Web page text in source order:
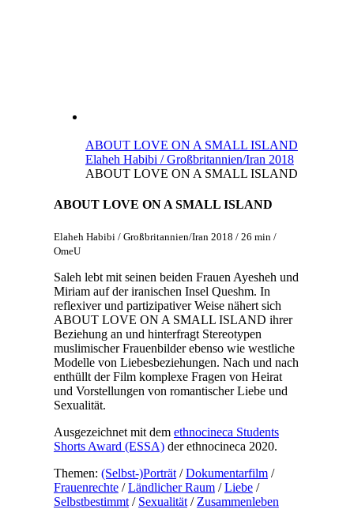
ABOUT LOVE ON A SMALL ISLAND
Elaheh Habibi / Großbritannien/Iran 2018
ABOUT LOVE ON A SMALL ISLAND
ABOUT LOVE ON A SMALL ISLAND
Elaheh Habibi / Großbritannien/Iran 2018 / 26 min /
OmeU
Saleh lebt mit seinen beiden Frauen Ayesheh und
Miriam auf der iranischen Insel Queshm. In
reflexiver und partizipativer Weise nähert sich
ABOUT LOVE ON A SMALL ISLAND ihrer
Beziehung an und hinterfragt Stereotypen
muslimischer Frauenbilder ebenso wie westliche
Modelle von Liebesbeziehungen. Nach und nach
enthüllt der Film komplexe Fragen von Heirat
und Vorstellungen von romantischer Liebe und
Sexualität.
Ausgezeichnet mit dem ethnocineca Students
Shorts Award (ESSA)der ethnocineca 2020.
Themen: (Selbst-)Porträt/Dokumentarfilm/
Frauenrechte/Ländlicher Raum/Liebe/
Selbstbestimmt/ Sexualität/ Zusammenleben